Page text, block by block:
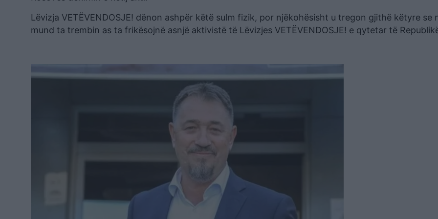
Lëvizja VETËVENDOSJE! dënon ashpër këtë sulm fizik, por njëkohësisht u tregon gjithë këtyre se
mund ta trembin as ta frikësojnë asnjë aktivistë të Lëvizjes VETËVENDOSJE! e qytetar të